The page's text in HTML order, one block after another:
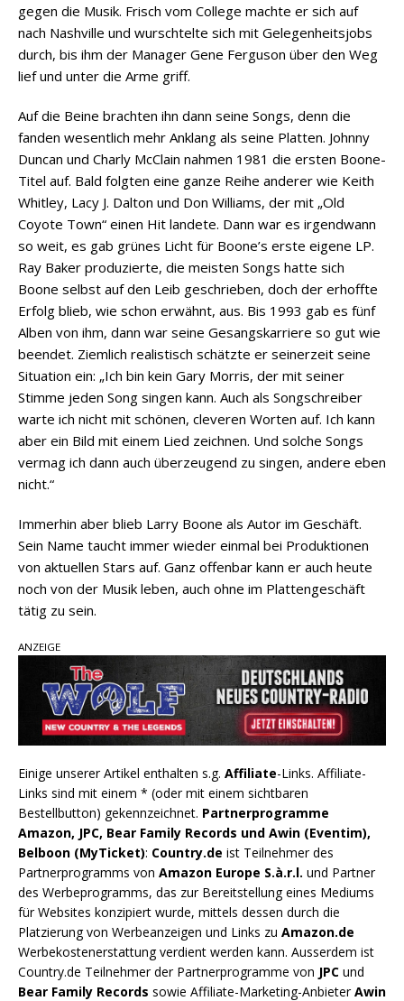
gegen die Musik. Frisch vom College machte er sich auf
nach Nashville und wurschtelte sich mit Gelegenheitsjobs
durch, bis ihm der Manager Gene Ferguson über den Weg
lief und unter die Arme griff.
Auf die Beine brachten ihn dann seine Songs, denn die
fanden wesentlich mehr Anklang als seine Platten. Johnny
Duncan und Charly McClain nahmen 1981 die ersten Boone-
Titel auf. Bald folgten eine ganze Reihe anderer wie Keith
Whitley, Lacy J. Dalton und Don Williams, der mit „Old
Coyote Town“ einen Hit landete. Dann war es irgendwann
so weit, es gab grünes Licht für Boone’s erste eigene LP.
Ray Baker produzierte, die meisten Songs hatte sich
Boone selbst auf den Leib geschrieben, doch der erhoffte
Erfolg blieb, wie schon erwähnt, aus. Bis 1993 gab es fünf
Alben von ihm, dann war seine Gesangskarriere so gut wie
beendet. Ziemlich realistisch schätzte er seinerzeit seine
Situation ein: „Ich bin kein Gary Morris, der mit seiner
Stimme jeden Song singen kann. Auch als Songschreiber
warte ich nicht mit schönen, cleveren Worten auf. Ich kann
aber ein Bild mit einem Lied zeichnen. Und solche Songs
vermag ich dann auch überzeugend zu singen, andere eben
nicht.“
Immerhin aber blieb Larry Boone als Autor im Geschäft.
Sein Name taucht immer wieder einmal bei Produktionen
von aktuellen Stars auf. Ganz offenbar kann er auch heute
noch von der Musik leben, auch ohne im Plattengeschäft
tätig zu sein.
ANZEIGE
Einige unserer Artikel enthalten s.g. Affiliate-Links. Affiliate-
Links sind mit einem * (oder mit einem sichtbaren
Bestellbutton) gekennzeichnet. Partnerprogramme
Amazon, JPC, Bear Family Records und Awin (Eventim),
Belboon (MyTicket): Country.de ist Teilnehmer des
Partnerprogramms von Amazon Europe S.à.r.l. und Partner
des Werbeprogramms, das zur Bereitstellung eines Mediums
für Websites konzipiert wurde, mittels dessen durch die
Platzierung von Werbeanzeigen und Links zu Amazon.de
Werbekostenerstattung verdient werden kann. Ausserdem ist
Country.de Teilnehmer der Partnerprogramme von JPC und
Bear Family Records sowie Affiliate-Marketing-AnbieterAwin